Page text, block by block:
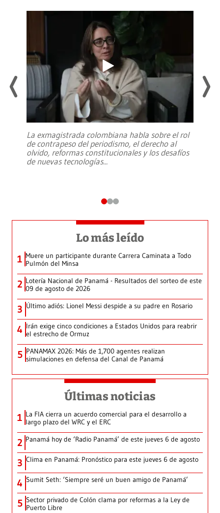
La exmagistrada colombiana habla sobre el rol
de contrapeso del periodismo, el derecho al
olvido, reformas constitucionales y los desafíos
de nuevas tecnologías...
Lo más leído
1 Muere un participante durante Carrera Caminata a Todo
Pulmón del Minsa
2 Lotería Nacional de Panamá - Resultados del sorteo de este
09 de agosto de 2026
3 Último adiós: Lionel Messi despide a su padre en Rosario
4 Irán exige cinco condiciones a Estados Unidos para reabrir
el estrecho de Ormuz
5 PANAMAX 2026: Más de 1,700 agentes realizan
simulaciones en defensa del Canal de Panamá
Últimas noticias
1 La FIA cierra un acuerdo comercial para el desarrollo a
largo plazo del WRC y el ERC
2 Panamá hoy de ‘Radio Panamá’ de este jueves 6 de agosto
3 Clima en Panamá: Pronóstico para este jueves 6 de agosto
4 Sumit Seth: ‘Siempre seré un buen amigo de Panamá’
5 Sector privado de Colón clama por reformas a la Ley de
Puerto Libre